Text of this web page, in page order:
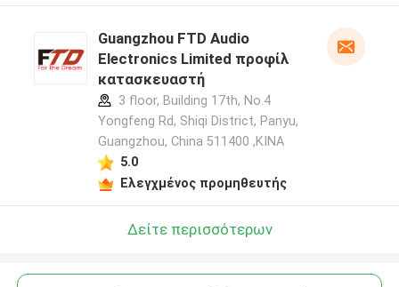
Guangzhou FTD Audio
Electronics Limited προφίλ
κατασκευαστή
3 floor, Building 17th, No.4
Yongfeng Rd, Shiqi District, Panyu,
Guangzhou, China 511400 ,ΚΙΝΑ
5.0
Ελεγχμένος προμηθευτής
Δείτε περισσότερων